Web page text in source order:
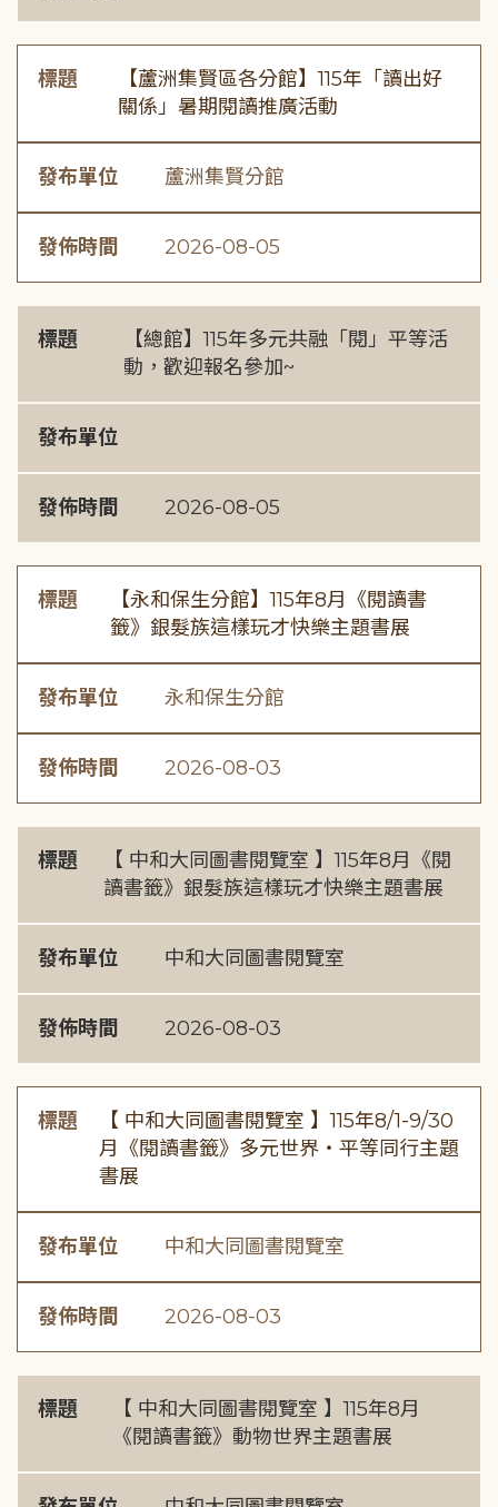
標題
【蘆洲集賢區各分館】115年「讀出好
關係」暑期閱讀推廣活動
發布單位 蘆洲集賢分館
發佈時間 2026-08-05
標題
【總館】115年多元共融「閱」平等活
動，歡迎報名參加~
發布單位
發佈時間 2026-08-05
標題
【永和保生分館】115年8月《閱讀書
籤》銀髮族這樣玩才快樂主題書展
發布單位 永和保生分館
發佈時間 2026-08-03
標題
【 中和大同圖書閱覽室 】115年8月《閱
讀書籤》銀髮族這樣玩才快樂主題書展
發布單位 中和大同圖書閱覽室
發佈時間 2026-08-03
標題
【 中和大同圖書閱覽室 】115年8/1-9/30
月《閱讀書籤》多元世界・平等同行主題
書展
發布單位 中和大同圖書閱覽室
發佈時間 2026-08-03
標題
【 中和大同圖書閱覽室 】115年8月
《閱讀書籤》動物世界主題書展